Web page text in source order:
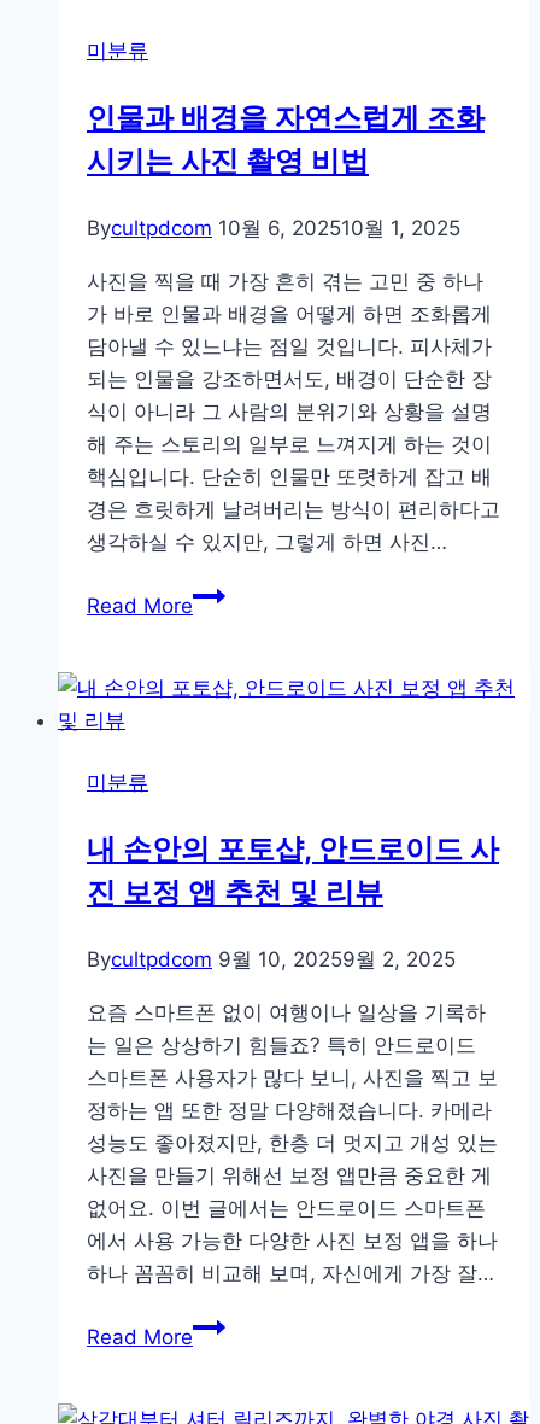
미분류
인물과 배경을 자연스럽게 조화
시키는 사진 촬영 비법
Bycultpdcom 10월 6, 202510월 1, 2025
사진을 찍을 때 가장 흔히 겪는 고민 중 하나
가 바로 인물과 배경을 어떻게 하면 조화롭게
담아낼 수 있느냐는 점일 것입니다. 피사체가
되는 인물을 강조하면서도, 배경이 단순한 장
식이 아니라 그 사람의 분위기와 상황을 설명
해 주는 스토리의 일부로 느껴지게 하는 것이
핵심입니다. 단순히 인물만 또렷하게 잡고 배
경은 흐릿하게 날려버리는 방식이 편리하다고
생각하실 수 있지만, 그렇게 하면 사진…
Read More인
배
스
럽
조
시
키
는
사
진
촬
영
비
법
미분류
내 손안의 포토샵, 안드로이드 사
진 보정 앱 추천 및 리뷰
Bycultpdcom 9월 10, 20259월 2, 2025
요즘 스마트폰 없이 여행이나 일상을 기록하
는 일은 상상하기 힘들죠? 특히 안드로이드
스마트폰 사용자가 많다 보니, 사진을 찍고 보
정하는 앱 또한 정말 다양해졌습니다. 카메라
성능도 좋아졌지만, 한층 더 멋지고 개성 있는
사진을 만들기 위해선 보정 앱만큼 중요한 게
없어요. 이번 글에서는 안드로이드 스마트폰
에서 사용 가능한 다양한 사진 보정 앱을 하나
하나 꼼꼼히 비교해 보며, 자신에게 가장 잘…
Read More내